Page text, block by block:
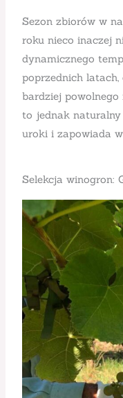
Sezon zbiorów w
roku nieco inaczej
dynamicznego
poprzednich latach,
bardziej powolnego
to jednak naturalny
uroki i zapowiada
Selekcja winogron: